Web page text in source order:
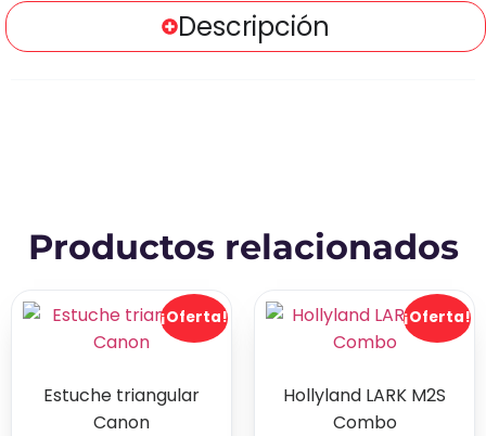
Descripción
Productos relacionados
¡Oferta!
Estuche triangular
Canon
¡Oferta!
Hollyland LARK M2S
Combo